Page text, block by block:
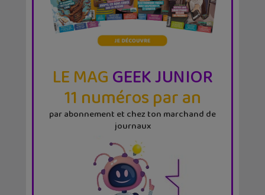
LE MAGGEEK JUNIOR
11 numéros par an
par abonnement et chez ton marchand de
journaux